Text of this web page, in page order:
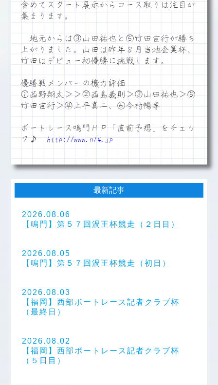
含めてスタート展示からコース取りは注目が
集まります。
地元からは③山田祐也と⑤竹田吉行が勝ち
上がりました。山田は昨年８月当地企業杯、
竹田はデビュー初優勝に挑戦します。
優勝戦メンバーの機力評価
①西野翔太＞＞②西島義則＞③山田祐也＞⑤
竹田吉行＞④上平真二、⑥今村暢孝
ボートレース鳴門ＨＰ「直前予想」をチェッ
ク♪ http://www.n14.jp
最新記事
2026.08.06
【鳴門】第５７回渦王杯競走（２日目）
2026.08.05
【鳴門】第５７回渦王杯競走（初日）
2026.08.03
【福岡】西部ボートレース記者クラブ杯
（最終日）
2026.08.02
【福岡】西部ボートレース記者クラブ杯
（５日目）